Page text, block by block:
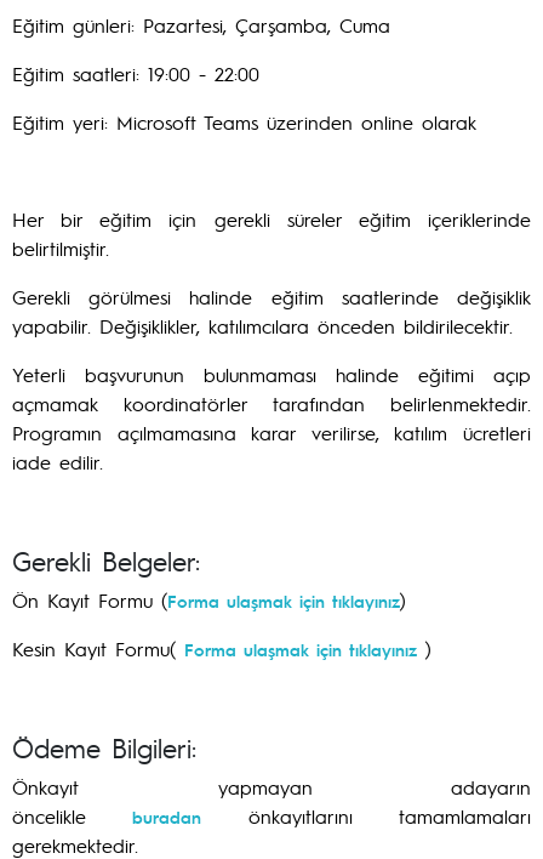
Eğitim günleri: Pazartesi, Çarşamba, Cuma
Eğitim saatleri: 19:00 - 22:00
Eğitim yeri: Microsoft Teams üzerinden online olarak
Her bir eğitim için gerekli süreler eğitim içeriklerinde
belirtilmiştir.
Gerekli görülmesi halinde eğitim saatlerinde değişiklik
yapabilir. Değişiklikler, katılımcılara önceden bildirilecektir.
Yeterli başvurunun bulunmaması halinde eğitimi açıp
açmamak koordinatörler tarafından belirlenmektedir.
Programın açılmamasına karar verilirse, katılım ücretleri
iade edilir.
Gerekli Belgeler:
Ön Kayıt Formu (Forma ulaşmak için tıklayınız)
Kesin Kayıt Formu( Forma ulaşmak için tıklayınız )
Ödeme Bilgileri:
Önkayıt yapmayan adayarın
öncelikleburadan
önkayıtlarını tamamlamaları
gerekmektedir.